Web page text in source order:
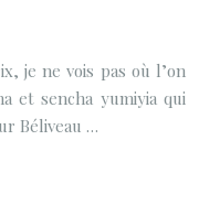
je ne vois pas où l’on
et sencha yumiyia qui
Béliveau …